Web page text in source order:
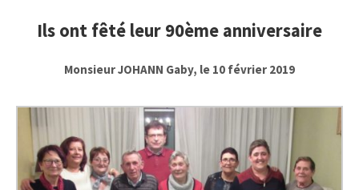
Ils ont fêté leur 90ème anniversaire
Monsieur JOHANN Gaby, le 10 février 2019